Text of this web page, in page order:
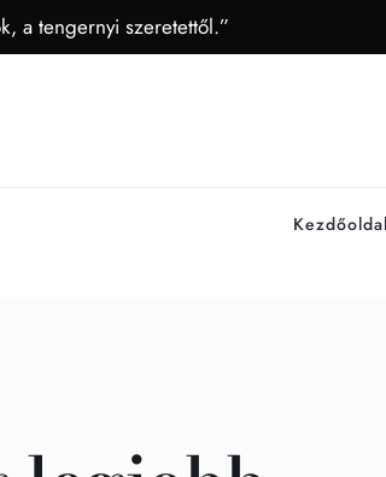
a tengernyi szeretettől.”
Kezdőoldal